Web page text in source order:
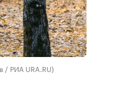
/ РИА URA.RU)